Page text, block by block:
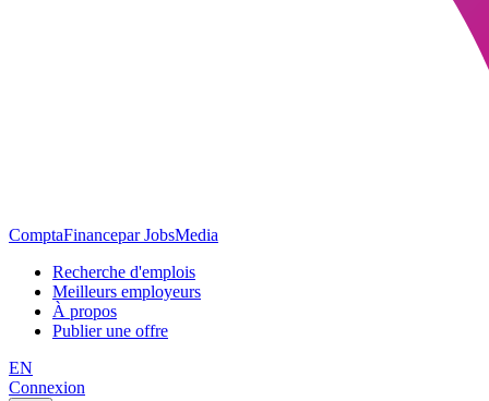
ComptaFinancepar JobsMedia
Recherche d'emplois
Meilleurs employeurs
À propos
Publier une offre
EN
Connexion